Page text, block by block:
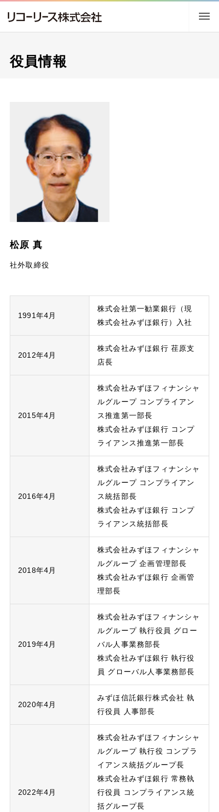
サステナビリティ
株主・投資家情報
採用情報
ニュース
役員情報
松原 真
社外取締役
1991年4月
株式会社第一勧業銀行（現
株式会社みずほ銀行）入社
2012年4月
株式会社みずほ銀行 荏原支
店長
2015年4月
株式会社みずほフィナンシャ
ルグループ コンプライアン
ス推進第一部長
株式会社みずほ銀行 コンプ
ライアンス推進第一部長
2016年4月
株式会社みずほフィナンシャ
ルグループ コンプライアン
ス統括部長
株式会社みずほ銀行 コンプ
ライアンス統括部長
2018年4月
株式会社みずほフィナンシャ
ルグループ 企画管理部長
株式会社みずほ銀行 企画管
理部長
2019年4月
株式会社みずほフィナンシャ
ルグループ 執行役員 グロー
バル人事業務部長
株式会社みずほ銀行 執行役
員 グローバル人事業務部長
2020年4月
みずほ信託銀行株式会社 執
行役員 人事部長
2022年4月
株式会社みずほフィナンシャ
ルグループ 執行役 コンプラ
イアンス統括グループ長
株式会社みずほ銀行 常務執
行役員 コンプライアンス統
括グループ長